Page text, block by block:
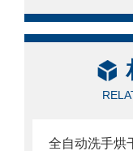
全自动洗手烘